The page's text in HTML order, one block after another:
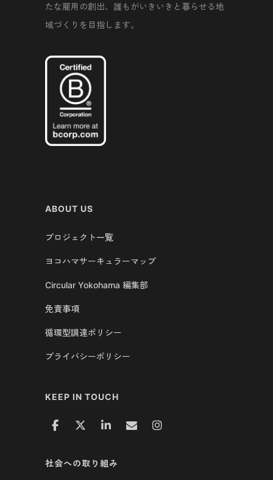
たな雇用の創出、誰もがいきいきと暮らせる地
域づくりを目指します。
ABOUT US
プロジェクト一覧
ヨコハマサーキュラーマップ
Circular Yokohama 編集部
免責事項
循環型調達ポリシー
プライバシーポリシー
KEEP IN TOUCH
社会への取り組み